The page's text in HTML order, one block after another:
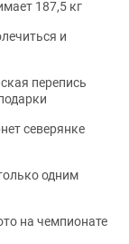
187,5 кг
и
перепись
северянке
одним
на чемпионате